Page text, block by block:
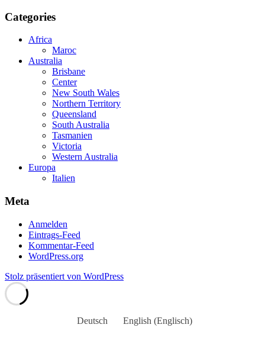
Categories
Africa
Maroc
Australia
Brisbane
Center
New South Wales
Northern Territory
Queensland
South Australia
Tasmanien
Victoria
Western Australia
Europa
Italien
Meta
Anmelden
Eintrags-Feed
Kommentar-Feed
WordPress.org
Stolz präsentiert von WordPress
Deutsch English (Englisch)